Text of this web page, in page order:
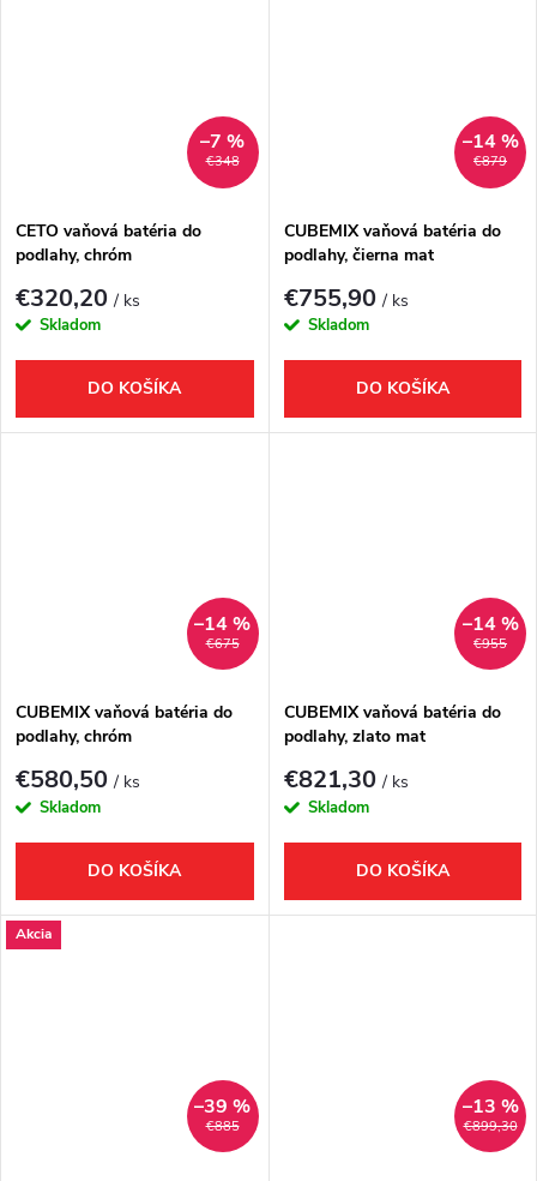
€348
–7 %
CETO vaňová batéria do
podlahy, chróm
€320,20/ ks
Skladom
DO KOŠÍKA
€879
–14 %
CUBEMIX vaňová batéria do
podlahy, čierna mat
€755,90/ ks
Skladom
DO KOŠÍKA
€675
–14 %
CUBEMIX vaňová batéria do
podlahy, chróm
€580,50/ ks
Skladom
DO KOŠÍKA
€955
–14 %
CUBEMIX vaňová batéria do
podlahy, zlato mat
€821,30/ ks
Skladom
DO KOŠÍKA
Akcia
€885
–39 %
€899,30
–13 %